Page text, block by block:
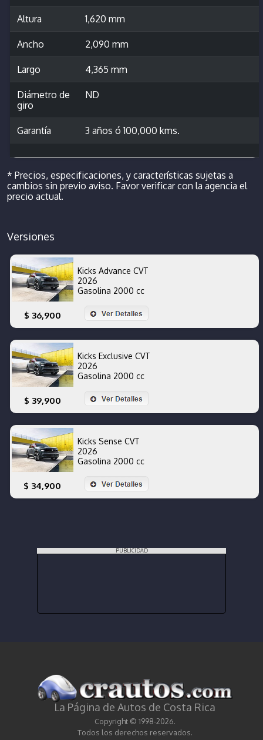
Altura 1,620 mm
Ancho 2,090 mm
Largo 4,365 mm
Diámetro de
giro
ND
Garantía 3 años ó 100,000 kms.
* Precios, especificaciones, y características sujetas a
cambios sin previo aviso. Favor verificar con la agencia el
precio actual.
Versiones
$ 36,900
Kicks Advance CVT
2026
Gasolina 2000 cc
$ 39,900
Kicks Exclusive CVT
2026
Gasolina 2000 cc
$ 34,900
Kicks Sense CVT
2026
Gasolina 2000 cc
PUBLICIDAD
La Página de Autos de Costa Rica
Copyright © 1998-2026.
Todos los derechos reservados.